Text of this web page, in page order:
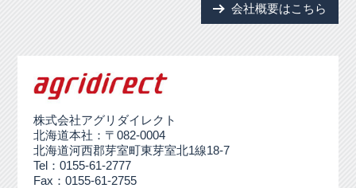
会社概要はこちら
株式会社アグリダイレクト
北海道本社：〒082-0004
北海道河西郡芽室町東芽室北1線18-7
Tel：0155-61-2777
Fax：0155-61-2755